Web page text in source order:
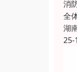
消
全
湖
25-